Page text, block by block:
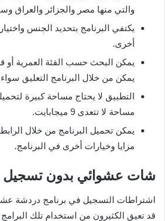
والتي منها مصر والجزائر والعراق
يكتفي البرنامج بتحديد الجنس
أخرى.
يمكن البحث حسب الفئة العمرية أو
يمكن من خلال البرنامج التعليق
التطبيق لا يحتاج مساحة كبيرة
مساحة لا تتعدى 9 ميجابايت.
يمكن تحميل البرنامج من خلال
مزايا وخيارات أخرى في البرنامج.
شات عشوائي بدون تسجيل
اشتراطات التسجيل في برنامج دردشة
قد تعيق الكثيرون من استخدام تلك